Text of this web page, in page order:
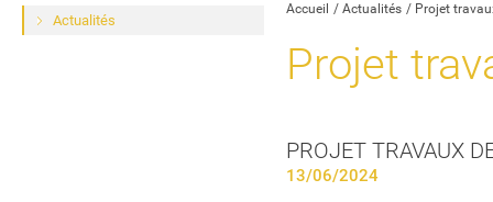
Accueil Actualités Projet
Projet
PROJET TRAVAUX
13/06/2024
Actualités